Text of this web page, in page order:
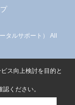
タルサポート） All
ス向上検討を目的と
認ください。